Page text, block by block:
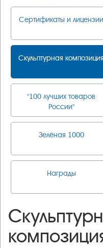
Сертификаты и лицензии
Скульптурная композиция
"100 лучших товаров
России"
Зелёная 1000
Награды